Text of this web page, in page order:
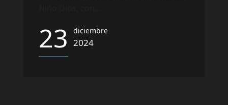
23 diciembre
2024